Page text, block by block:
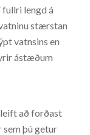
lengd á
stærstan
vatnsins en
ástæðum
að forðast
þú getur